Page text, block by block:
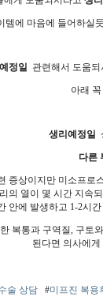
템에 마음에 들어하실
정일 관련해서 도움
아래
생리예정일
다른
증상이지만 미소프로
의 열이 몇 시간 지속
안에 발생하고 1-2시
복통과 구역질, 구토
된다면 의사에
술 상담 #미프진 복용